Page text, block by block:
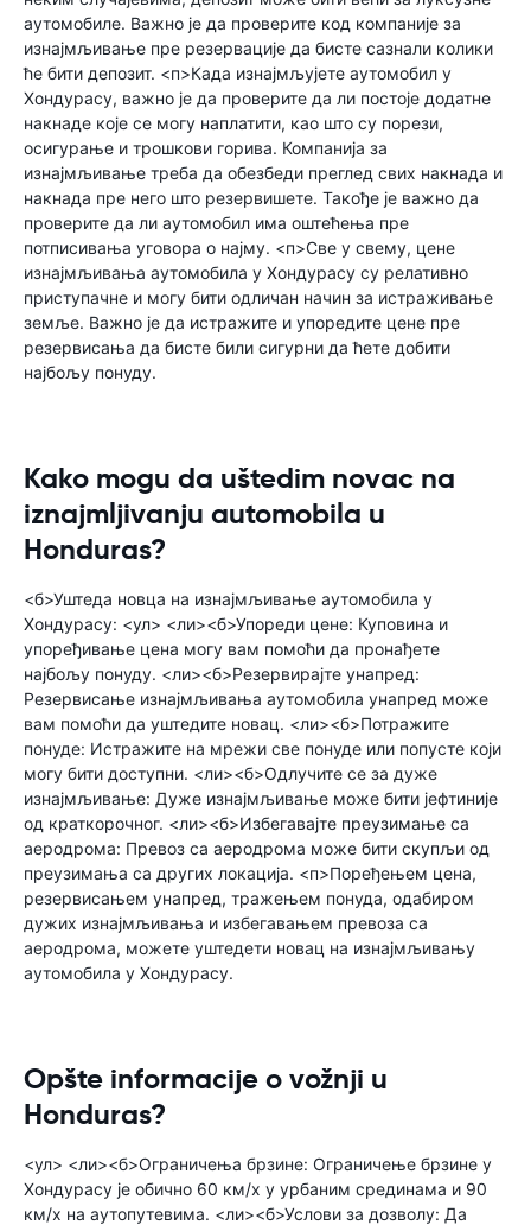
аутомобиле. Важно је да проверите код компаније за
изнајмљивање пре резервације да бисте сазнали колики
ће бити депозит. <п>Када изнајмљујете аутомобил у
Хондурасу, важно је да проверите да ли постоје додатне
накнаде које се могу наплатити, као што су порези,
осигурање и трошкови горива. Компанија за
изнајмљивање треба да обезбеди преглед свих накнада и
накнада пре него што резервишете. Такође је важно да
проверите да ли аутомобил има оштећења пре
потписивања уговора о најму. <п>Све у свему, цене
изнајмљивања аутомобила у Хондурасу су релативно
приступачне и могу бити одличан начин за истраживање
земље. Важно је да истражите и упоредите цене пре
резервисања да бисте били сигурни да ћете добити
најбољу понуду.
Kako mogu da uštedim novac na
iznajmljivanju automobila u
Honduras?
<б>Уштеда новца на изнајмљивање аутомобила у
Хондурасу: <ул> <ли><б>Упореди цене: Куповина и
упоређивање цена могу вам помоћи да пронађете
најбољу понуду. <ли><б>Резервирајте унапред:
Резервисање изнајмљивања аутомобила унапред може
вам помоћи да уштедите новац. <ли><б>Потражите
понуде: Истражите на мрежи све понуде или попусте који
могу бити доступни. <ли><б>Одлучите се за дуже
изнајмљивање: Дуже изнајмљивање може бити јефтиније
од краткорочног. <ли><б>Избегавајте преузимање са
аеродрома: Превоз са аеродрома може бити скупљи од
преузимања са других локација. <п>Поређењем цена,
резервисањем унапред, тражењем понуда, одабиром
дужих изнајмљивања и избегавањем превоза са
аеродрома, можете уштедети новац на изнајмљивању
аутомобила у Хондурасу.
Opšte informacije o vožnji u
Honduras?
<ул> <ли><б>Ограничења брзине: Ограничење брзине у
Хондурасу је обично 60 км/х у урбаним срединама и 90
км/х на аутопутевима. <ли><б>Услови за дозволу: Да